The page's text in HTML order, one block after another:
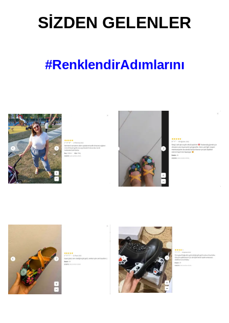
SİZDEN GELENLER
#RenklendirAdımlarını